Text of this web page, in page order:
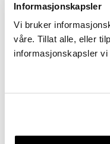
Informasjonskapsler
Vi bruker
våre. Tillat alle, eller
informasjonskapsler
menneskeheten. Det
samspillet mellom
opplevelser som gir
historisk tid.
være begrenset til å
å bli fanget.